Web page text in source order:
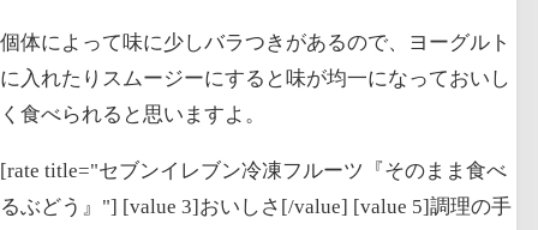
個体によって味に少しバラつきがあるので、ヨーグルト
に入れたりスムージーにすると味が均一になっておいし
く食べられると思いますよ。
[rate title="セブンイレブン冷凍フルーツ『そのまま食べ
るぶどう』"] [value 3]おいしさ[/value] [value 5]調理の手